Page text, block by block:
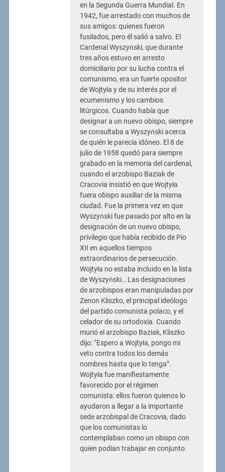
en la Segunda Guerra Mundial. En
1942, fue arrestado con muchos de
sus amigos: quienes fueron
fusilados, pero él salió a salvo. El
Cardenal Wyszyński, que durante
tres años estuvo en arresto
domiciliario por su lucha contra el
comunismo, era un fuerte opositor
de Wojtyła y de su interés por el
ecumenismo y los cambios
litúrgicos. Cuando había que
designar a un nuevo obispo, siempre
se consultaba a Wyszyński acerca
de quién le parecía idóneo. El 8 de
julio de 1958 quedó para siempre
grabado en la memoria del cardenal,
cuando el arzobispo Baziak de
Cracovia insistió en que Wojtyła
fuera obispo auxiliar de la misma
ciudad. Fue la primera vez en que
Wyszyński fue pasado por alto en la
designación de un nuevo obispo,
privilegio que había recibido de Pío
XII en aquellos tiempos
extraordinarios de persecución.
Wojtyła no estaba incluido en la lista
de Wyszyński… Las designaciones
de arzobispos eran manipuladas por
Zenon Kliszko, el principal ideólogo
del partido comunista polaco, y el
celador de su ortodoxia. Cuando
murió el arzobispo Baziak, Kliszko
dijo: “Espero a Wojtyła, pongo mi
veto contra todos los demás
nombres hasta que lo tenga”.
Wojtyła fue manifiestamente
favorecido por el régimen
comunista: ellos fueron quienos lo
ayudaron a llegar a la importante
sede arzobispal de Cracovia, dado
que los comunistas lo
contemplaban como un obispo con
quien podían trabajar en conjunto.